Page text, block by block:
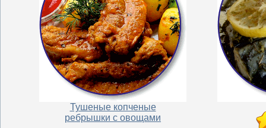
Тушеные копченые
ребрышки с овощами